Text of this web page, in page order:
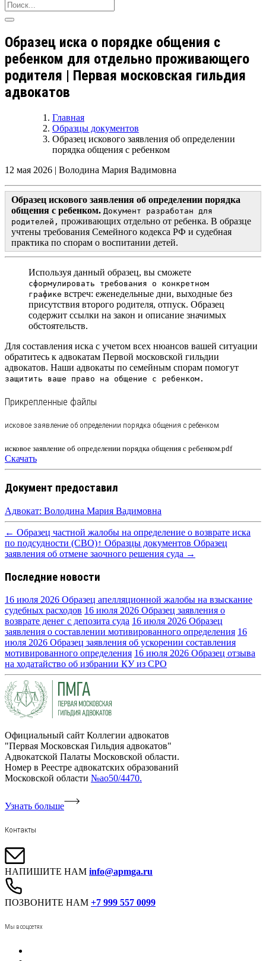
Образец иска о порядке общения с
ребенком для отдельно проживающего
родителя | Первая московская гильдия
адвокатов
Главная
Образцы документов
Образец искового заявления об определении
порядка общения с ребенком
12 мая 2026 | Володина Мария Вадимовна
Образец искового заявления об определении порядка
общения с ребенком. Документ разработан для
родителей, проживающих отдельно от ребенка. В образце
учтены требования Семейного кодекса РФ и судебная
практика по спорам о воспитании детей.
Используя данный образец, вы сможете
сформулировать требования о конкретном
графике встреч: еженедельные дни, выходные без
присутствия второго родителя, отпуск. Образец
содержит ссылки на закон и описание значимых
обстоятельств.
Для составления иска с учетом всех нюансов вашей ситуации
обратитесь к адвокатам Первой московской гильдии
адвокатов. Наши адвокаты по семейным спорам помогут
защитить ваше право на общение с ребенком.
Прикрепленные файлы
исковое заявление об определении порядка общения с ребенком
исковое заявление об определении порядка общения с ребенком.pdf
Скачать
Документ предоставил
Адвокат: Володина Мария Вадимовна
← Образец частной жалобы на определение о возврате иска
по подсудности (СВО)↑ Образцы документов Образец
заявления об отмене заочного решения суда →
Последние новости
16 июля 2026 Образец апелляционной жалобы на взыскание
судебных расходов 16 июля 2026 Образец заявления о
возврате денег с депозита суда 16 июля 2026 Образец
заявления о составлении мотивированного определения 16
июля 2026 Образец заявления об ускорении составления
мотивированного определения 16 июля 2026 Образец отзыва
на ходатайство об избрании КУ из СРО
Официальный сайт Коллегии адвокатов
"Первая Московская Гильдия адвокатов"
Адвокатской Палаты Московской области.
Номер в Реестре адвокатских образований
Московской области №ао50/4470.
Узнать больше
Контакты
НАПИШИТЕ НАМ info@apmga.ru
ПОЗВОНИТЕ НАМ +7 999 557 0099
Мы в соцсетях